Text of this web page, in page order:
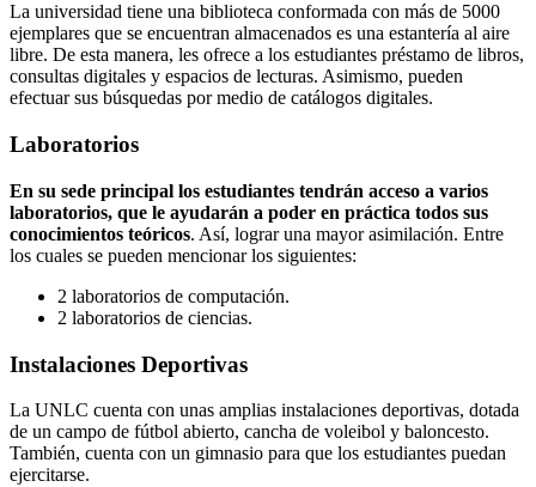
La universidad tiene una biblioteca conformada con más de 5000
ejemplares que se encuentran almacenados es una estantería al aire
libre. De esta manera, les ofrece a los estudiantes préstamo de libros,
consultas digitales y espacios de lecturas. Asimismo, pueden
efectuar sus búsquedas por medio de catálogos digitales.
Laboratorios
En su sede principal los estudiantes tendrán acceso a varios
laboratorios, que le ayudarán a poder en práctica todos sus
conocimientos teóricos. Así, lograr una mayor asimilación. Entre
los cuales se pueden mencionar los siguientes:
2 laboratorios de computación.
2 laboratorios de ciencias.
Instalaciones Deportivas
La UNLC cuenta con unas amplias instalaciones deportivas, dotada
de un campo de fútbol abierto, cancha de voleibol y baloncesto.
También, cuenta con un gimnasio para que los estudiantes puedan
ejercitarse.